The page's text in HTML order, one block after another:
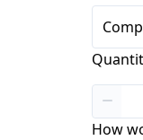
How